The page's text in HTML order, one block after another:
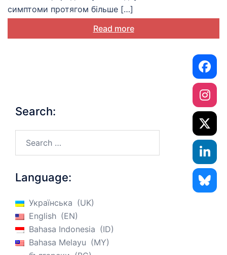
симптоми протягом більше […]
Read more
Search:
Language:
Українська
UK
English
EN
Bahasa Indonesia
ID
Bahasa Melayu
MY